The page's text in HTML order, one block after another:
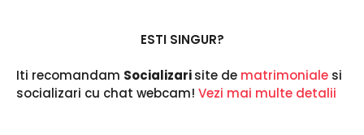
ESTI SINGUR?
Iti recomandam Socializarisite de matrimoniale si
socializari cu chat webcam! Vezi mai multe detalii